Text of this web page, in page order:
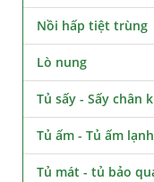
Nồi hấp tiệt trùng
Lò nung
Tủ sấy - Sấy chân
Tủ ấm - Tủ ấm lạnh
Tủ mát - tủ bảo